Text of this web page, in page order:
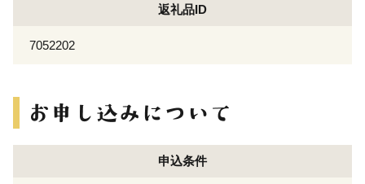
返礼品ID
7052202
申込条件